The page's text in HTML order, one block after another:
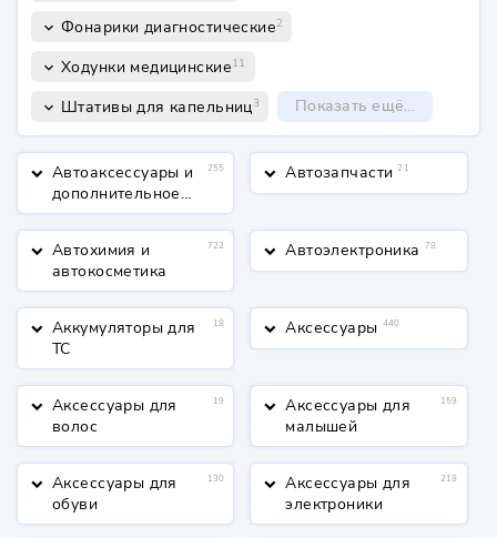
keyboard_arrow_down Фонарики диагностические2
keyboard_arrow_down Ходунки медицинские11
keyboard_arrow_down Штативы для капельниц3 Показать ещё...
keyboard_arrow_down Автоаксессуары и
дополнительное
оборудование
255 keyboard_arrow_down Автозапчасти 21
keyboard_arrow_down Автохимия и
автокосметика
722 keyboard_arrow_down Автоэлектроника 78
keyboard_arrow_down Аккумуляторы для
ТС
18 keyboard_arrow_down Аксессуары 440
keyboard_arrow_down Аксессуары для
волос
19 keyboard_arrow_down Аксессуары для
малышей
159
keyboard_arrow_down Аксессуары для
обуви
130 keyboard_arrow_down Аксессуары для
электроники
218